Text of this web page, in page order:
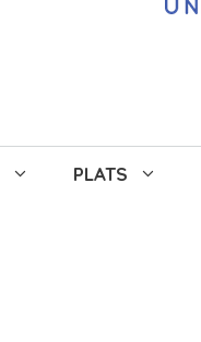
PLATS